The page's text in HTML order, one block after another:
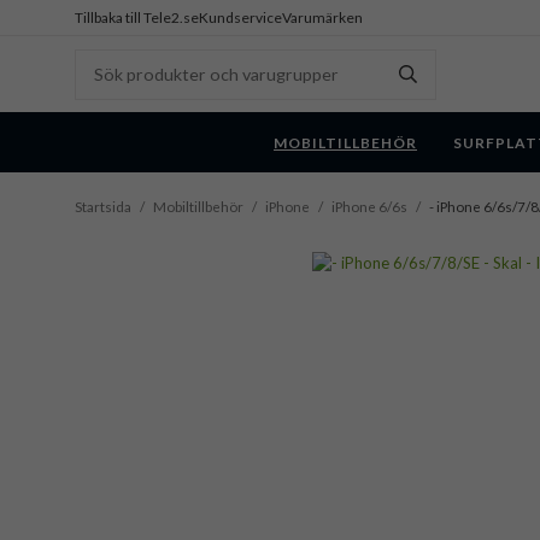
Tillbaka till Tele2.seKundserviceVarumärken
MOBILTILLBEHÖR
Startsida / Mobiltillbehör / iPhone / iPhone 6/6s / - iPhone 6/6s/7/